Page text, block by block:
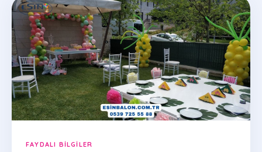
FAYDALI BILGILER